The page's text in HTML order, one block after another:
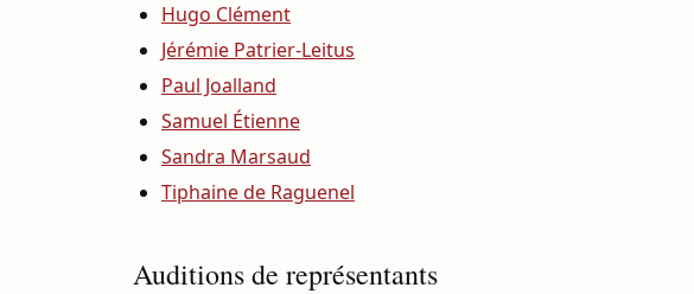
Hugo Clément
Jérémie Patrier-Leitus
Paul Joalland
Samuel Étienne
Sandra Marsaud
Tiphaine de Raguenel
Auditions de représentants